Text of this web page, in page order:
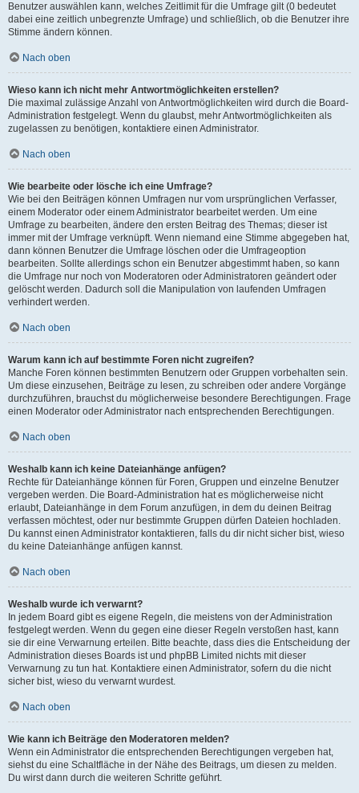
Benutzer auswählen kann, welches Zeitlimit für die Umfrage gilt (0 bedeutet
dabei eine zeitlich unbegrenzte Umfrage) und schließlich, ob die Benutzer ihre
Stimme ändern können.
Nach oben
Wieso kann ich nicht mehr Antwortmöglichkeiten erstellen?
Die maximal zulässige Anzahl von Antwortmöglichkeiten wird durch die Board-
Administration festgelegt. Wenn du glaubst, mehr Antwortmöglichkeiten als
zugelassen zu benötigen, kontaktiere einen Administrator.
Nach oben
Wie bearbeite oder lösche ich eine Umfrage?
Wie bei den Beiträgen können Umfragen nur vom ursprünglichen Verfasser,
einem Moderator oder einem Administrator bearbeitet werden. Um eine
Umfrage zu bearbeiten, ändere den ersten Beitrag des Themas; dieser ist
immer mit der Umfrage verknüpft. Wenn niemand eine Stimme abgegeben hat,
dann können Benutzer die Umfrage löschen oder die Umfrageoption
bearbeiten. Sollte allerdings schon ein Benutzer abgestimmt haben, so kann
die Umfrage nur noch von Moderatoren oder Administratoren geändert oder
gelöscht werden. Dadurch soll die Manipulation von laufenden Umfragen
verhindert werden.
Nach oben
Warum kann ich auf bestimmte Foren nicht zugreifen?
Manche Foren können bestimmten Benutzern oder Gruppen vorbehalten sein.
Um diese einzusehen, Beiträge zu lesen, zu schreiben oder andere Vorgänge
durchzuführen, brauchst du möglicherweise besondere Berechtigungen. Frage
einen Moderator oder Administrator nach entsprechenden Berechtigungen.
Nach oben
Weshalb kann ich keine Dateianhänge anfügen?
Rechte für Dateianhänge können für Foren, Gruppen und einzelne Benutzer
vergeben werden. Die Board-Administration hat es möglicherweise nicht
erlaubt, Dateianhänge in dem Forum anzufügen, in dem du deinen Beitrag
verfassen möchtest, oder nur bestimmte Gruppen dürfen Dateien hochladen.
Du kannst einen Administrator kontaktieren, falls du dir nicht sicher bist, wieso
du keine Dateianhänge anfügen kannst.
Nach oben
Weshalb wurde ich verwarnt?
In jedem Board gibt es eigene Regeln, die meistens von der Administration
festgelegt werden. Wenn du gegen eine dieser Regeln verstoßen hast, kann
sie dir eine Verwarnung erteilen. Bitte beachte, dass dies die Entscheidung der
Administration dieses Boards ist und phpBB Limited nichts mit dieser
Verwarnung zu tun hat. Kontaktiere einen Administrator, sofern du die nicht
sicher bist, wieso du verwarnt wurdest.
Nach oben
Wie kann ich Beiträge den Moderatoren melden?
Wenn ein Administrator die entsprechenden Berechtigungen vergeben hat,
siehst du eine Schaltfläche in der Nähe des Beitrags, um diesen zu melden.
Du wirst dann durch die weiteren Schritte geführt.